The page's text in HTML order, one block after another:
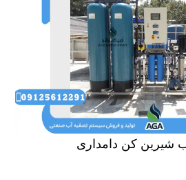
شیرین کن دامداری